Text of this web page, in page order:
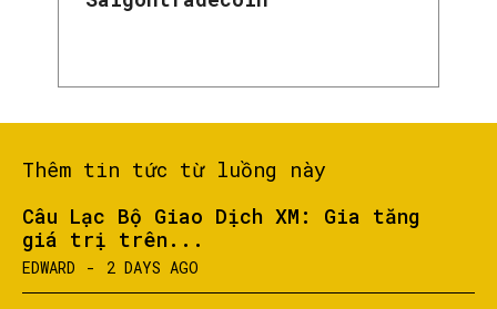
Thêm tin tức từ luồng này
Câu Lạc Bộ Giao Dịch XM: Gia tăng
giá trị trên...
EDWARD - 2 DAYS AGO